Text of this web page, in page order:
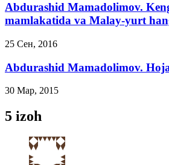
Abdurashid Mamadolimov.
mamlakatida va Malay-yurt
25 Сен, 2016
Abdurashid Mamadolimov.
30 Мар, 2015
5 izoh